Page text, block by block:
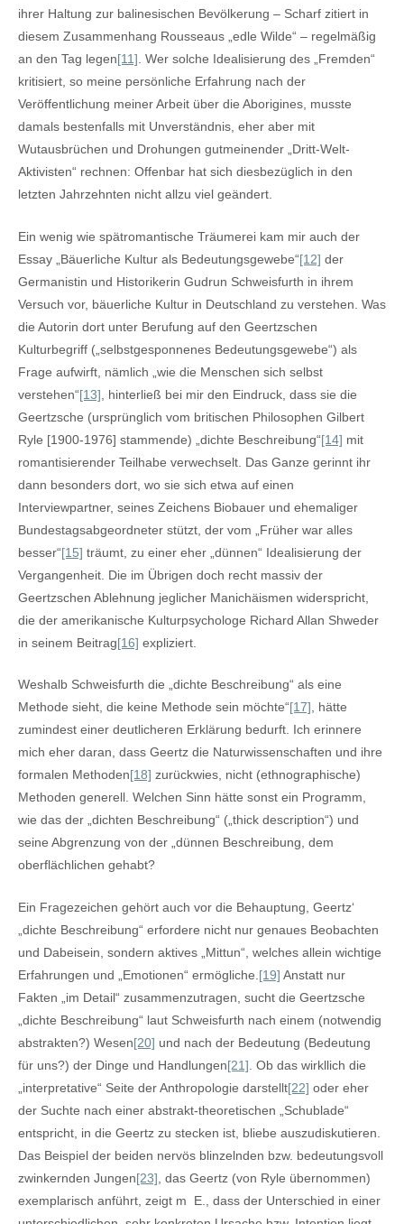
ihrer Haltung zur balinesischen Bevölkerung – Scharf zitiert in
diesem Zusammenhang Rousseaus „edle Wilde“ – regelmäßig
an den Tag legen[11] . Wer solche Idealisierung des „Fremden“
kritisiert, so meine persönliche Erfahrung nach der
Veröffentlichung meiner Arbeit über die Aborigines, musste
damals bestenfalls mit Unverständnis, eher aber mit
Wutausbrüchen und Drohungen gutmeinender „Dritt-Welt-
Aktivisten“ rechnen: Offenbar hat sich diesbezüglich in den
letzten Jahrzehnten nicht allzu viel geändert.
Ein wenig wie spätromantische Träumerei kam mir auch der
Essay „Bäuerliche Kultur als Bedeutungsgewebe“[12] der
Germanistin und Historikerin Gudrun Schweisfurth in ihrem
Versuch vor, bäuerliche Kultur in Deutschland zu verstehen. Was
die Autorin dort unter Berufung auf den Geertzschen
Kulturbegriff („selbstgesponnenes Bedeutungsgewebe“) als
Frage aufwirft, nämlich „wie die Menschen sich selbst
verstehen“[13] , hinterließ bei mir den Eindruck, dass sie die
Geertzsche (ursprünglich vom britischen Philosophen Gilbert
Ryle [1900-1976] stammende) „dichte Beschreibung“[14] mit
romantisierender Teilhabe verwechselt. Das Ganze gerinnt ihr
dann besonders dort, wo sie sich etwa auf einen
Interviewpartner, seines Zeichens Biobauer und ehemaliger
Bundestagsabgeordneter stützt, der vom „Früher war alles
besser“[15] träumt, zu einer eher „dünnen“ Idealisierung der
Vergangenheit. Die im Übrigen doch recht massiv der
Geertzschen Ablehnung jeglicher Manichäismen widerspricht,
die der amerikanische Kulturpsychologe Richard Allan Shweder
in seinem Beitrag[16] expliziert.
Weshalb Schweisfurth die „dichte Beschreibung“ als eine
Methode sieht, die keine Methode sein möchte“[17], hätte
zumindest einer deutlicheren Erklärung bedurft. Ich erinnere
mich eher daran, dass Geertz die Naturwissenschaften und ihre
formalen Methoden[18] zurückwies, nicht (ethnographische)
Methoden generell. Welchen Sinn hätte sonst ein Programm,
wie das der „dichten Beschreibung“ („thick description“) und
seine Abgrenzung von der „dünnen Beschreibung, dem
oberflächlichen gehabt?
Ein Fragezeichen gehört auch vor die Behauptung, Geertz‘
„dichte Beschreibung“ erfordere nicht nur genaues Beobachten
und Dabeisein, sondern aktives „Mittun“, welches allein wichtige
Erfahrungen und „Emotionen“ ermögliche. [19] Anstatt nur
Fakten „im Detail“ zusammenzutragen, sucht die Geertzsche
„dichte Beschreibung“ laut Schweisfurth nach einem (notwendig
abstrakten?) Wesen[20] und nach der Bedeutung (Bedeutung
für uns?) der Dinge und Handlungen[21] . Ob das wirkllich die
„interpretative“ Seite der Anthropologie darstellt[22] oder eher
der Suchte nach einer abstrakt-theoretischen „Schublade“
entspricht, in die Geertz zu stecken ist, bliebe auszudiskutieren.
Das Beispiel der beiden nervös blinzelnden bzw. bedeutungsvoll
zwinkernden Jungen[23] , das Geertz (von Ryle übernommen)
exemplarisch anführt, zeigt m E., dass der Unterschied in einer